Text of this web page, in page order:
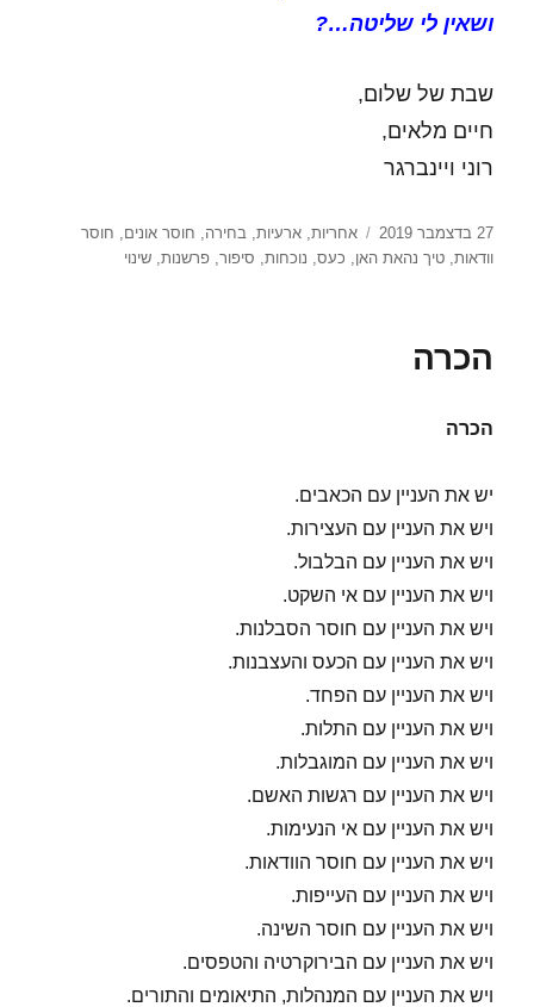
ושאין לי שליטה…?
שבת של שלום,
חיים מלאים,
רוני ויינברגר
פורסם
בתאריך
27 בדצמבר 2019 תגיות
אחריות,ארעיות,בחירה, חוסר אונים, חוסר
וודאות,טיך נהאת האן, כעס, נוכחות, סיפור,פרשנות,שינוי
הכרה
הכרה
יש את העניין עם הכאבים.
ויש את העניין עם העצירות.
ויש את העניין עם הבלבול.
ויש את העניין עם אי השקט.
ויש את העניין עם חוסר הסבלנות.
ויש את העניין עם הכעס והעצבנות.
ויש את העניין עם הפחד.
ויש את העניין עם התלות.
ויש את העניין עם המוגבלות.
ויש את העניין עם רגשות האשם.
ויש את העניין עם אי הנעימות.
ויש את העניין עם חוסר הוודאות.
ויש את העניין עם העייפות.
ויש את העניין עם חוסר השינה.
ויש את העניין עם הבירוקרטיה והטפסים.
ויש את העניין עם המנהלות, התיאומים והתורים.